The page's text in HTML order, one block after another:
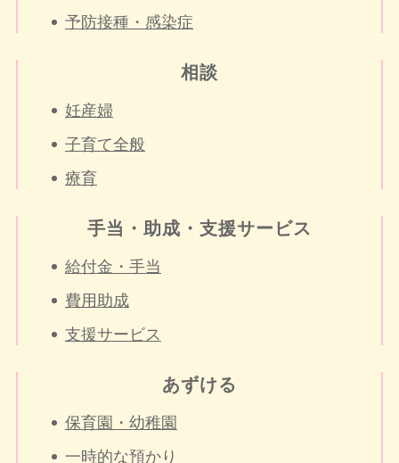
予防接種・感染症
相談
妊産婦
子育て全般
療育
手当・助成・支援サービス
給付金・手当
費用助成
支援サービス
あずける
保育園・幼稚園
一時的な預かり